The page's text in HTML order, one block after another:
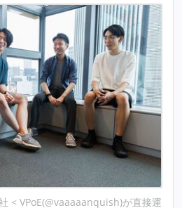
< VPoE(@vaaaaanquish)が直接運